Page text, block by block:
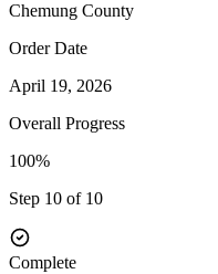
Chemung County
Order Date
April 19, 2026
Overall Progress
100%
Step 10 of 10
Complete